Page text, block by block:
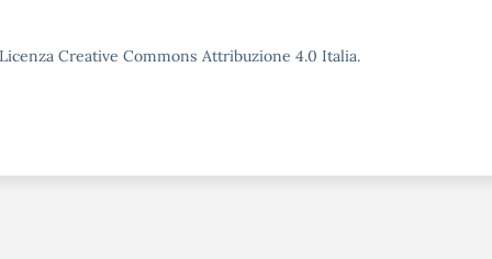
Creative Commons Attribuzione 4.0 Italia.